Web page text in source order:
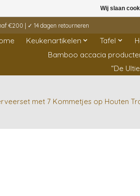
€200 | ✓ 14 dagen retourneren
Keukenartikelen Tafel
Bamboo accacia
“De
met 7 Kommetjes op Houten
Wij slaan